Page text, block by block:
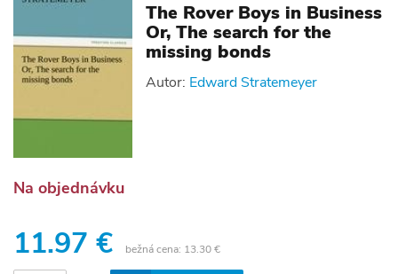
The Rover Boys in Business
Or, The search for the
missing bonds
Autor: Edward Stratemeyer
Na objednávku
11.97 € bežná cena: 13.30 €